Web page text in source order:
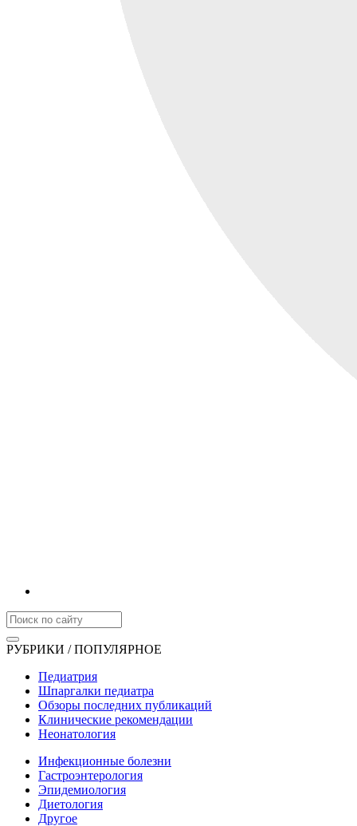
РУБРИКИ / ПОПУЛЯРНОЕ
Педиатрия
Шпаргалки педиатра
Обзоры последних публикаций
Клинические рекомендации
Неонатология
Инфекционные болезни
Гастроэнтерология
Эпидемиология
Диетология
Другое